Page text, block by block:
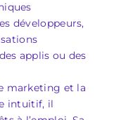
développeurs,
applis ou des
marketing et la
intuitif, il